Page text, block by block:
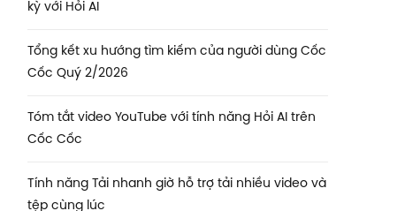
kỳ với Hỏi AI
Tổng kết xu hướng tìm kiếm của người dùng Cốc
Cốc Quý 2/2026
Tóm tắt video YouTube với tính năng Hỏi AI trên
Cốc Cốc
Tính năng Tải nhanh giờ hỗ trợ tải nhiều video và
tệp cùng lúc